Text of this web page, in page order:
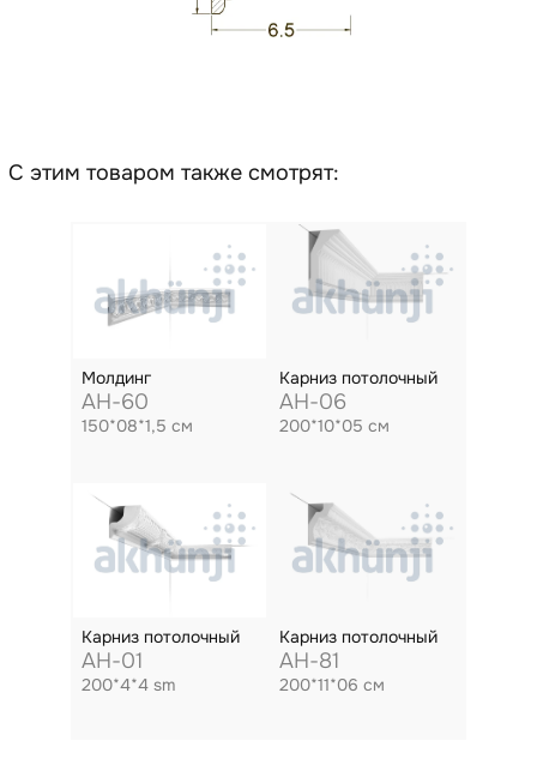
С этим товаром также смотрят:
Молдинг
AH-60
150*08*1,5 см
Карниз потолочный
AH-06
200*10*05 см
Карниз потолочный
AH-01
200*4*4 sm
Карниз потолочный
AH-81
200*11*06 см